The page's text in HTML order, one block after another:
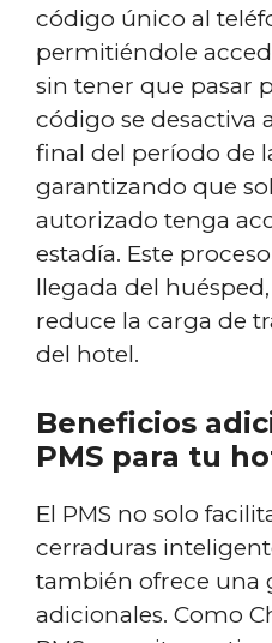
código único al
permitiéndole
sin tener que pasar
código se desactiva
final del período de
garantizando que
autorizado tenga
estadía. Este
llegada del
reduce la carga de
del hotel.
Beneficios
PMS para tu
El PMS no solo
cerraduras
también ofrece una
adicionales. Como